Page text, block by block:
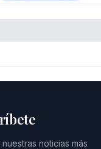
noticias más